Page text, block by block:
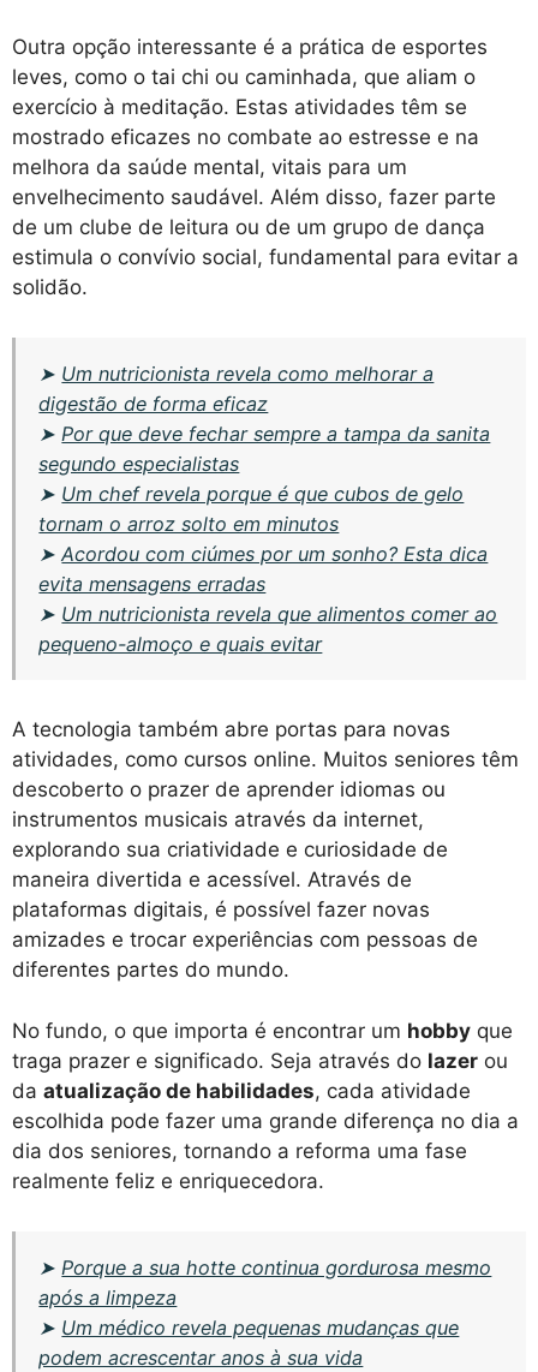
Outra opção interessante é a prática de esportes
leves, como o tai chi ou caminhada, que aliam o
exercício à meditação. Estas atividades têm se
mostrado eficazes no combate ao estresse e na
melhora da saúde mental, vitais para um
envelhecimento saudável. Além disso, fazer parte
de um clube de leitura ou de um grupo de dança
estimula o convívio social, fundamental para evitar a
solidão.
➤ Um nutricionista revela como melhorar a
digestão de forma eficaz
➤ Por que deve fechar sempre a tampa da sanita
segundo especialistas
➤ Um chef revela porque é que cubos de gelo
tornam o arroz solto em minutos
➤Acordou com ciúmes por um sonho? Esta dica
evita mensagens erradas
➤ Um nutricionista revela que alimentos comer ao
pequeno-almoço e quais evitar
A tecnologia também abre portas para novas
atividades, como cursos online. Muitos seniores têm
descoberto o prazer de aprender idiomas ou
instrumentos musicais através da internet,
explorando sua criatividade e curiosidade de
maneira divertida e acessível. Através de
plataformas digitais, é possível fazer novas
amizades e trocar experiências com pessoas de
diferentes partes do mundo.
No fundo, o que importa é encontrar um hobby que
traga prazer e significado. Seja através do lazer ou
da atualização de habilidades, cada atividade
escolhida pode fazer uma grande diferença no dia a
dia dos seniores, tornando a reforma uma fase
realmente feliz e enriquecedora.
➤ Porque a sua hotte continua gordurosa mesmo
após a limpeza
➤ Um médico revela pequenas mudanças que
podem acrescentar anos à sua vida